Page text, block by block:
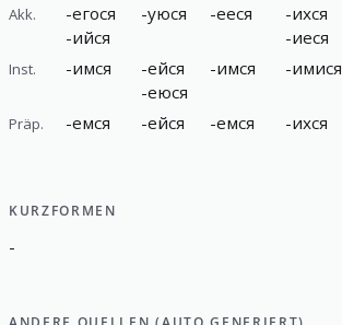
Akk. -егося
-ийся
-уюся -ееся -ихся
-иеся
Inst. -имся -ейся
-еюся
-имся -имися
Präp. -емся -ейся -емся -ихся
KURZFORMEN
-